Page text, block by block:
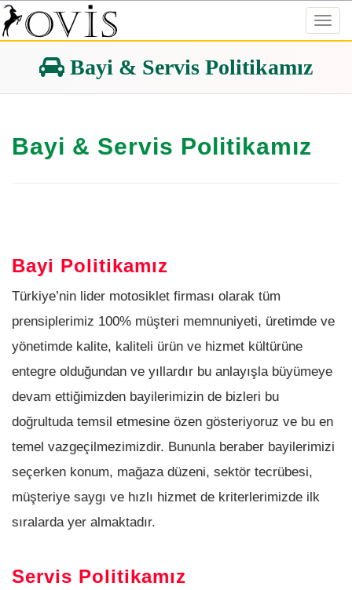
Bayi & Servis Politikamız
Bayi & Servis Politikamız
Bayi Politikamız
Türkiye’nin lider motosiklet firması olarak tüm
prensiplerimiz 100% müşteri memnuniyeti, üretimde ve
yönetimde kalite, kaliteli ürün ve hizmet kültürüne
entegre olduğundan ve yıllardır bu anlayışla büyümeye
devam ettiğimizden bayilerimizin de bizleri bu
doğrultuda temsil etmesine özen gösteriyoruz ve bu en
temel vazgeçilmezimizdir. Bununla beraber bayilerimizi
seçerken konum, mağaza düzeni, sektör tecrübesi,
müşteriye saygı ve hızlı hizmet de kriterlerimizde ilk
sıralarda yer almaktadır.
Servis Politikamız